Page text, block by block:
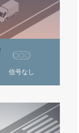
信号なし